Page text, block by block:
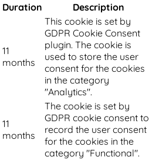
Duration Description
11
months
This cookie is set by
GDPR Cookie Consent
plugin. The cookie is
used to store the user
consent for the cookies
in the category
"Analytics".
11
months
The cookie is set by
GDPR cookie consent to
record the user consent
for the cookies in the
category "Functional".